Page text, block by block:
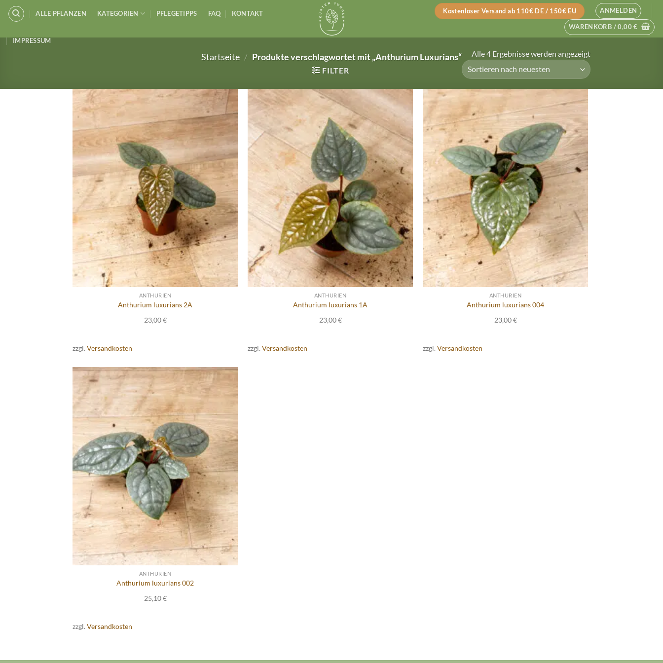
Zum
Inhalt
ALLE PFLANZEN KATEGORIEN PFLEGETIPPS FAQ KONTAKT
IMPRESSUM
Kostenloser Versand ab 110€ DE / 150€ EU ANMELDEN
WARENKORB /0,00€
Startseite / Produkte verschlagwortet mit „Anthurium Luxurians“
FILTER
Alle 4 Ergebnisse werden angezeigtNach
neuesten
ANTHURIEN
Anthurium luxurians 2A
23,00€
zzgl. Versandkosten
ANTHURIEN
Anthurium luxurians 1A
23,00€
zzgl. Versandkosten
ANTHURIEN
Anthurium luxurians 004
23,00€
zzgl. Versandkosten
ANTHURIEN
Anthurium luxurians 002
25,10€
zzgl. Versandkosten